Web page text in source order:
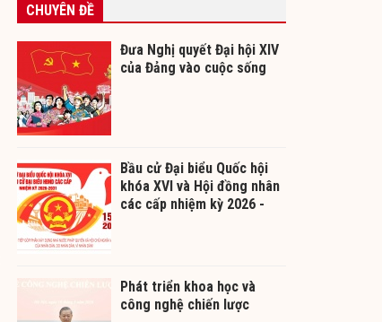
CHUYÊN ĐỀ
Đưa Nghị quyết Đại hội XIV
của Đảng vào cuộc sống
Bầu cử Đại biểu Quốc hội
khóa XVI và Hội đồng nhân
các cấp nhiệm kỳ 2026 -
Phát triển khoa học và
công nghệ chiến lược